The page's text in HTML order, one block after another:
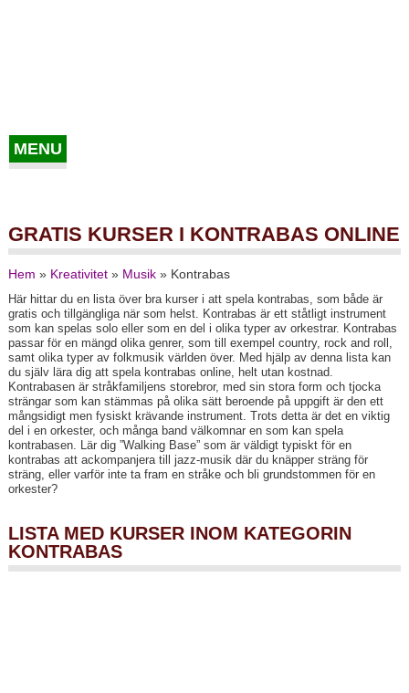
MENU
GRATIS KURSER I KONTRABAS ONLINE
Hem » Kreativitet» Musik» Kontrabas
Här hittar du en lista över bra kurser i att spela kontrabas, som både är
gratis och tillgängliga när som helst. Kontrabas är ett ståtligt instrument
som kan spelas solo eller som en del i olika typer av orkestrar. Kontrabas
passar för en mängd olika genrer, som till exempel country, rock and roll,
samt olika typer av folkmusik världen över. Med hjälp av denna lista kan
du själv lära dig att spela kontrabas online, helt utan kostnad.
Kontrabasen är stråkfamiljens storebror, med sin stora form och tjocka
strängar som kan stämmas på olika sätt beroende på uppgift är den ett
mångsidigt men fysiskt krävande instrument. Trots detta är det en viktig
del i en orkester, och många band välkomnar en som kan spela
kontrabasen. Lär dig ”Walking Base” som är väldigt typiskt för en
kontrabas att ackompanjera till jazz-musik där du knäpper sträng för
sträng, eller varför inte ta fram en stråke och bli grundstommen för en
orkester?
LISTA MED KURSER INOM KATEGORIN
KONTRABAS